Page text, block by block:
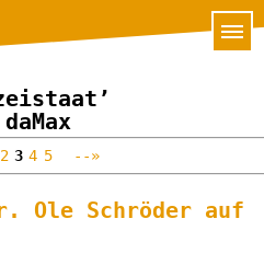
2 3 4 5 --»
Ole Schröder auf